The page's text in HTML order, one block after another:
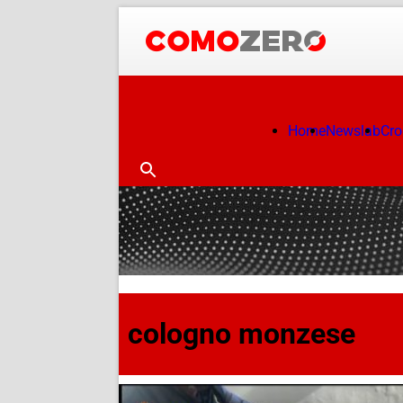
HomeNewslab
cologno monzese